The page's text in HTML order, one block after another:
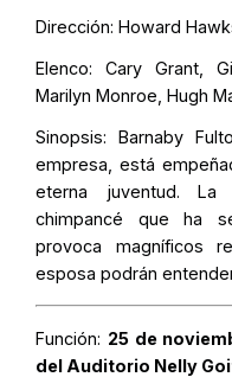
Dirección: Howard
Elenco: Cary Grant,
Marilyn Monroe, Hugh
Sinopsis: Barnaby
empresa, está
eterna juventud. La
chimpancé que ha
provoca magníficos
esposa podrán
Función: 25 de
del Auditorio Nelly